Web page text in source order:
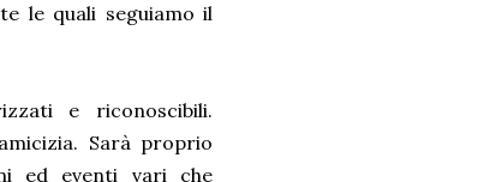
le quali seguiamo il
e riconoscibili.
Sarà proprio
ed eventi vari che